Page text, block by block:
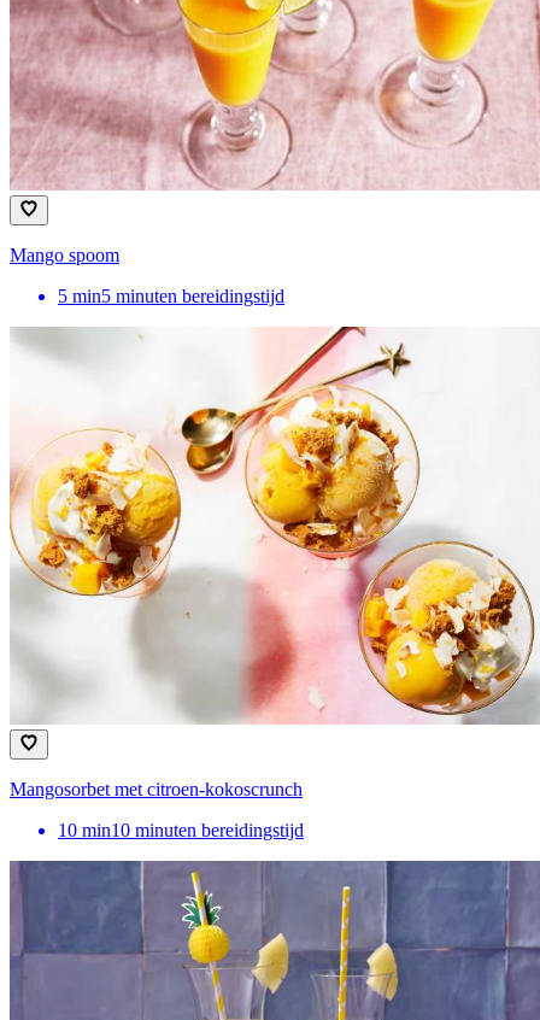
Mango spoom
5 min5 minuten bereidingstijd
Mangosorbet met citroen-kokoscrunch
10 min10 minuten bereidingstijd